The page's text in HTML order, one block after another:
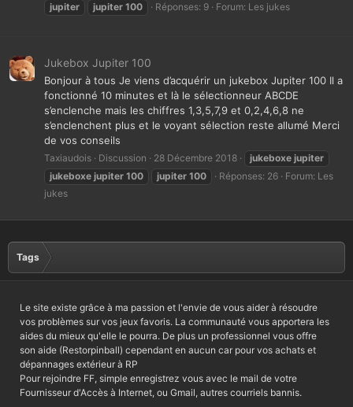
jupiter
jupiter 100 Réponses: 9 Forum: Les jukes
Jukebox Jupiter 100
Bonjour à tous Je viens d’acquérir un jukebox Jupiter 100 Il a
fonctionné 10 minutes et là le sélectionneur ABCDE
s’enclenche mais les chiffres 1,3,5,7,9 et 0,2,4,6,8 ne
s’enclenchent plus et le voyant sélection reste allumé Merci
de vos conseils
Taxiaudois Discussion 28 Décembre 2018 jukeboxe jupiter
jukeboxe jupiter 100 jupiter 100 Réponses: 26 Forum: Les
jukes
Tags
Le site existe grâce à ma passion et l'envie de vous aider à résoudre
vos problèmes sur vos jeux favoris. La communauté vous apportera les
aides du mieux qu'elle le pourra. De plus un professionnel vous offre
son aide (Restorpinball) cependant en aucun car pour vos achats et
dépannages extérieur à RP
Pour rejoindre FF, simple enregistrez vous avec le mail de votre
Fournisseur d'Accès à Internet, ou Gmail, autres courriels bannis.